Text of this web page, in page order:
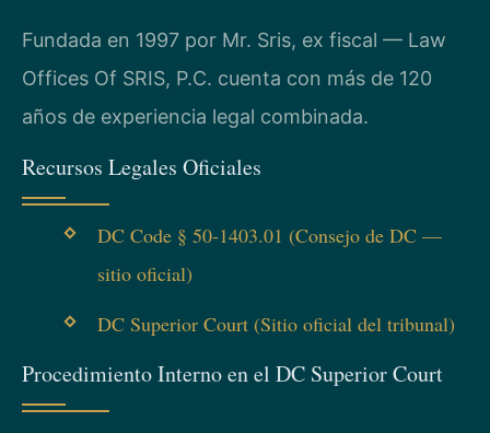
Fundada en 1997 por Mr. Sris, ex fiscal — Law
Offices Of SRIS, P.C. cuenta con más de 120
años de experiencia legal combinada.
Recursos Legales Oficiales
DC Code § 50-1403.01 (Consejo de DC —
sitio oficial)
DC Superior Court (Sitio oficial del tribunal)
Procedimiento Interno en el DC Superior Court